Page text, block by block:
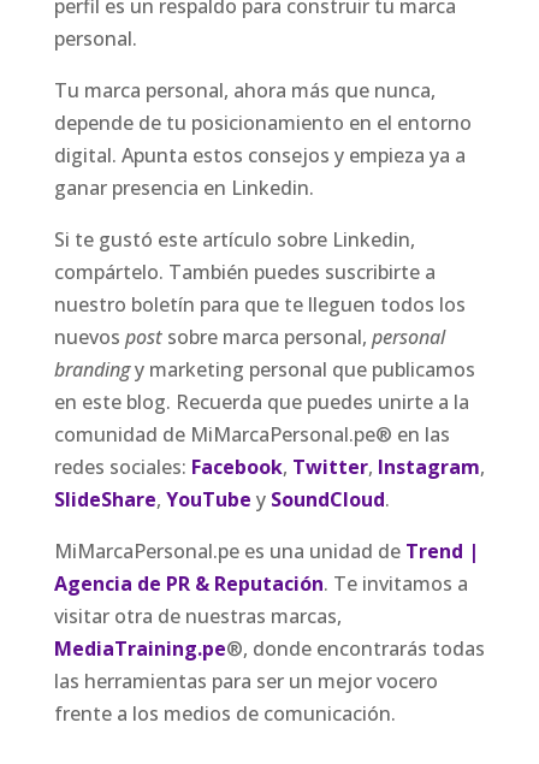
perfil es un respaldo para construir tu marca
personal.
Tu marca personal, ahora más que nunca,
depende de tu posicionamiento en el entorno
digital. Apunta estos consejos y empieza ya a
ganar presencia en Linkedin.
Si te gustó este artículo sobre Linkedin,
compártelo. También puedes suscribirte a
nuestro boletín para que te lleguen todos los
nuevos post sobre marca personal, personal
brandingy marketing personal que publicamos
en este blog. Recuerda que puedes unirte a la
comunidad de MiMarcaPersonal.pe® en las
redes sociales: Facebook, Twitter, Instagram,
SlideShare, YouTube y SoundCloud.
MiMarcaPersonal.pe es una unidad de Trend |
Agencia de PR & Reputación. Te invitamos a
visitar otra de nuestras marcas,
MediaTraining.pe®, donde encontrarás todas
las herramientas para ser un mejor vocero
frente a los medios de comunicación.